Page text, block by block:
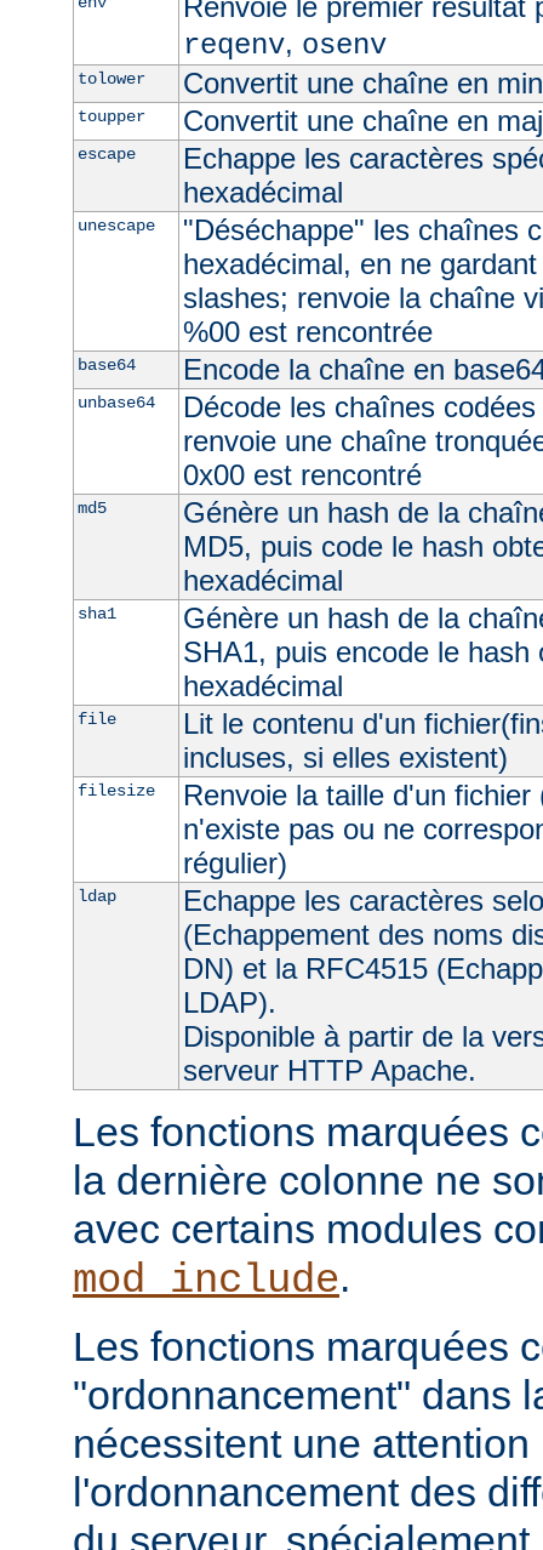
reqenv, osenv
tolower Convertit une chaîne en
toupper Convertit une chaîne en
escape
Echappe les caractères
hexadécimal
unescape
"Déséchappe" les chaînes
hexadécimal, en ne
slashes; renvoie la chaîne
%00 est rencontrée
base64 Encode la chaîne en
unbase64
Décode les chaînes
renvoie une chaîne
0x00 est rencontré
md5
Génère un hash de la
MD5, puis code le hash
hexadécimal
sha1
Génère un hash de la
SHA1, puis encode le hash
hexadécimal
file
Lit le contenu d'un
incluses, si elles existent)
filesize
Renvoie la taille d'un
n'existe pas ou ne
régulier)
ldap
Echappe les caractères
(Echappement des noms
DN) et la RFC4515
LDAP).
Disponible à partir de la
serveur HTTP Apache.
Les fonctions marquées
la dernière colonne ne
avec certains modules
mod_include.
Les fonctions marquées
"ordonnancement" dans
nécessitent une
l'ordonnancement des
du serveur,